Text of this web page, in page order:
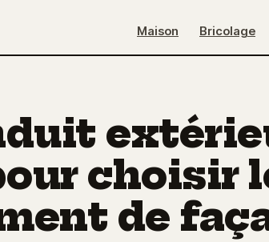
Maison Bricolage
choisir
de